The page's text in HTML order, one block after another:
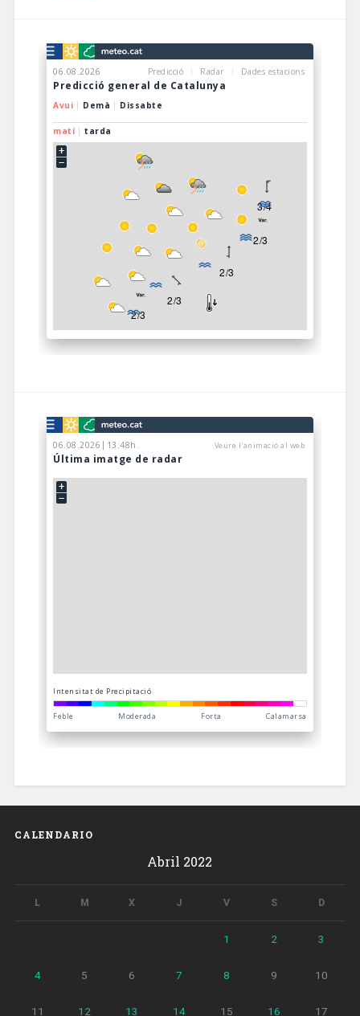
CALENDARIO
Abril 2022
L M X J V S D
1 2 3
4 5 6 7 8 9 10
11 12 13 14 15 16 17